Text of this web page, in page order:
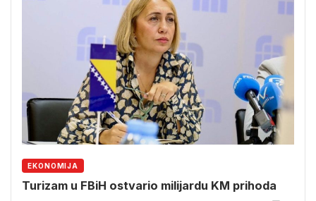
EKONOMIJA
Turizam u FBiH ostvario milijardu KM prihoda